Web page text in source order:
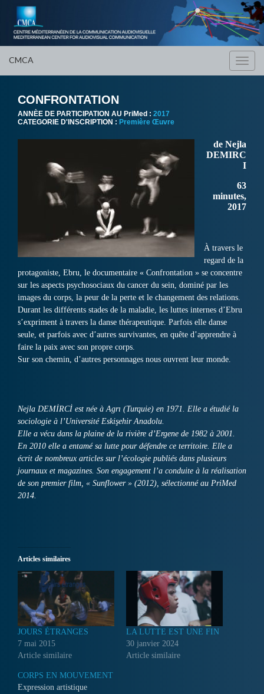
CMCA
CONFRONTATION
ANNÈE DE PARTICIPATION AU PriMed : 2017
CATEGORIE D'INSCRIPTION : Première Œuvre
de Nejla
DEMIRC
I
63
minutes,
2017
À travers le
regard de la
protagoniste, Ebru, le documentaire « Confrontation » se concentre
sur les aspects psychosociaux du cancer du sein, dominé par les
images du corps, la peur de la perte et le changement des relations.
Durant les différents stades de la maladie, les luttes internes d’Ebru
s’expriment à travers la danse thérapeutique. Parfois elle danse
seule, et parfois avec d’autres survivantes, en quête d’apprendre à
faire la paix avec son propre corps.
Sur son chemin, d’autres personnages nous ouvrent leur monde.
Nejla DEMİRCİ est née à Agrı (Turquie) en 1971. Elle a étudié la
sociologie à l’Université Eskişehir Anadolu.
Elle a vécu dans la plaine de la rivière d’Ergene de 1982 à 2001.
En 2010 elle a entamé sa lutte pour défendre ce territoire. Elle a
écrit de nombreux articles sur l’écologie publiés dans plusieurs
journaux et magazines. Son engagement l’a conduite à la réalisation
de son premier film, « Sunflower » (2012), sélectionné au PriMed
2014.
Articles similaires
JOURS ÉTRANGES
7 mai 2015
Article similaire
LA LUTTE EST UNE FIN
30 janvier 2024
Article similaire
CORPS EN MOUVEMENT
Expression artistique